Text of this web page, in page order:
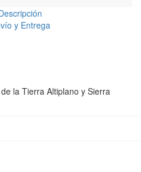
y Entrega
la Tierra Altiplano y Sierra